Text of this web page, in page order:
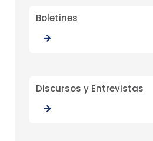
Boletines
Discursos y Entrevistas